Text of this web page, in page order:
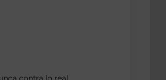
contra lo real.